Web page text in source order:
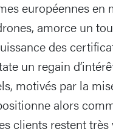
européennes en
amorce un
des
un regain
motivés par la
alors
clients restent très